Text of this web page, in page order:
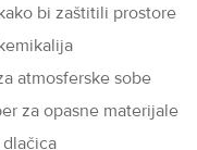
bi zaštitili prostore
atmosferske sobe
za opasne materijale